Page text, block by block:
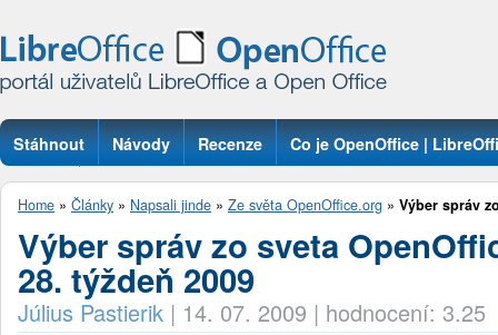
Stáhnout Návody Recenze Co je OpenOffice |
Otázky
Home » Články » Napsali jinde » Ze světa OpenOffice.org » Výber správ
Výber správ zo sveta
28. týždeň 2009
Július Pastierik | 14. 07. 2009 | hodnocení: 3.25